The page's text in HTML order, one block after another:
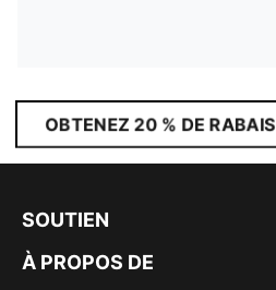
OBTENEZ 20 % DE RABAIS
SOUTIEN
À PROPOS DE